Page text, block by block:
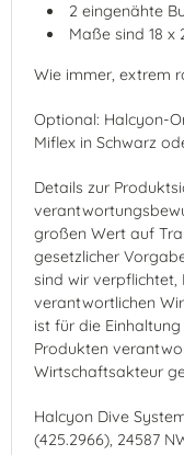
2 eingenähte
Maße sind 18 x
Wie immer, extrem
Optional: Halcyon-
Miflex in Schwarz
Details zur
großen Wert auf
gesetzlicher
sind wir
verantwortlichen
ist für die
Produkten
Wirtschaftsakteur
Halcyon Dive
(425.2966), 24587